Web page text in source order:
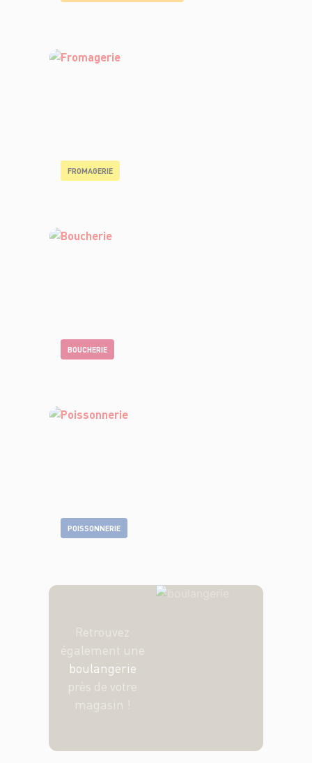
FROMAGERIE
BOUCHERIE
POISSONNERIE
Retrouvez
également une
boulangerie
près de votre
magasin !